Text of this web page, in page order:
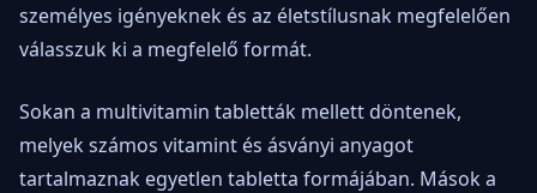
személyes igényeknek és az életstílusnak megfelelően
válasszuk ki a megfelelő formát.
Sokan a multivitamin tabletták mellett döntenek,
melyek számos vitamint és ásványi anyagot
tartalmaznak egyetlen tabletta formájában. Mások a